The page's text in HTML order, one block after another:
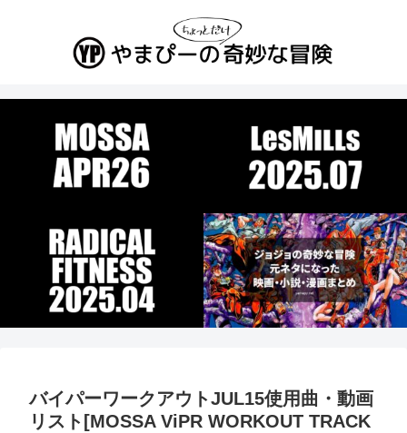
バイパーワークアウトJUL15使用曲・動画
リスト[MOSSA ViPR WORKOUT TRACK